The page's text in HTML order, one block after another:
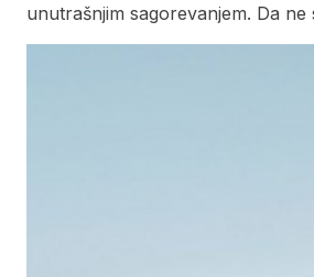
unutrašnjim sagorevanjem. Da